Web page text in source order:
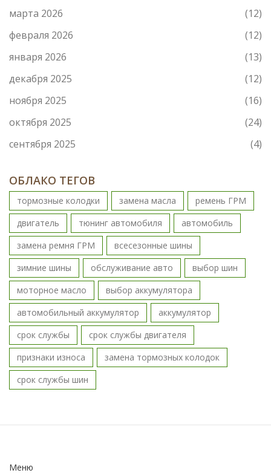
марта 2026
(12)
февраля 2026
(12)
января 2026
(13)
декабря 2025
(12)
ноября 2025
(16)
октября 2025
(24)
сентября 2025
(4)
ОБЛАКО ТЕГОВ
тормозные колодки замена масла
ремень ГРМ
двигатель
тюнинг автомобиля
автомобиль
замена ремня ГРМ
всесезонные шины
зимние шины
обслуживание авто
выбор шин
моторное масло
выбор аккумулятора
автомобильный аккумулятор
аккумулятор
срок службы
срок службы двигателя
признаки износа
замена тормозных колодок
срок службы шин
Меню